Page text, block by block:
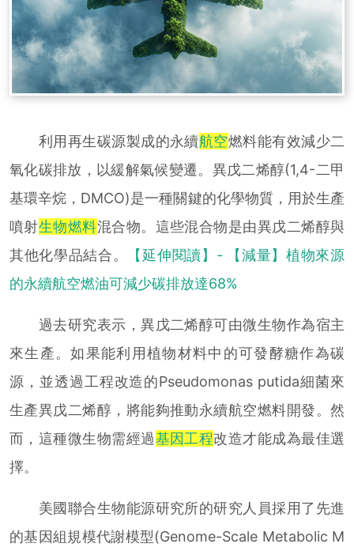
利用再生碳源製成的永續航空燃料能有效減少二
氧化碳排放，以緩解氣候變遷。異戊二烯醇(1,4-二甲
基環辛烷，DMCO)是一種關鍵的化學物質，用於生產
噴射生物燃料混合物。這些混合物是由異戊二烯醇與
其他化學品結合。
【延伸閱讀】- 【減量】植物來源
的永續航空燃油可減少碳排放達68%
過去研究表示，異戊二烯醇可由微生物作為宿主
來生產。如果能利用植物材料中的可發酵糖作為碳
源，並透過工程改造的Pseudomonas putida細菌來
生產異戊二烯醇，將能夠推動永續航空燃料開發。然
而，這種微生物需經過基因工程改造才能成為最佳選
擇。
美國聯合生物能源研究所的研究人員採用了先進
的基因組規模代謝模型(Genome-Scale Metabolic M